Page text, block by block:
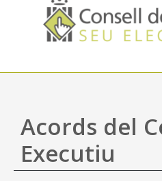
Acords del
Executiu